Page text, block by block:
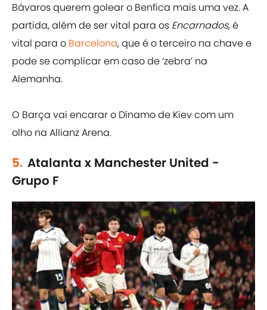
Bávaros querem golear o Benfica mais uma vez. A
partida, além de ser vital para os Encarnados, é
vital para o Barcelona, que é o terceiro na chave e
pode se complicar em caso de ‘zebra’ na
Alemanha.
O Barça vai encarar o Dínamo de Kiev com um
olho na Allianz Arena.
5. Atalanta x Manchester United -
Grupo F